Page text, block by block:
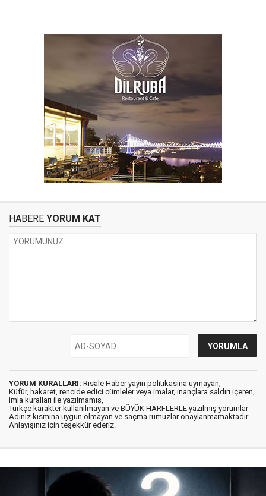
HABERE YORUM KAT
YORUM KURALLARI: Risale Haber yayın politikasına uymayan;
Küfür, hakaret, rencide edici cümleler veya imalar, inançlara saldırı içeren,
imla kuralları ile yazılmamış,
Türkçe karakter kullanılmayan ve BÜYÜK HARFLERLE yazılmış yorumlar
Adınız kısmına uygun olmayan ve saçma rumuzlar onaylanmamaktadır.
Anlayışınız için teşekkür ederiz.